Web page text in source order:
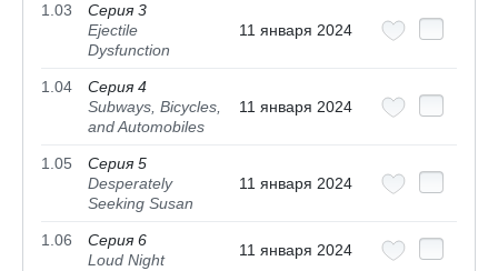
1.03
Серия 3
Ejectile
Dysfunction
11 января 2024
1.04
Серия 4
Subways, Bicycles,
and Automobiles
11 января 2024
1.05
Серия 5
Desperately
Seeking Susan
11 января 2024
1.06
Серия 6
Loud Night
11 января 2024